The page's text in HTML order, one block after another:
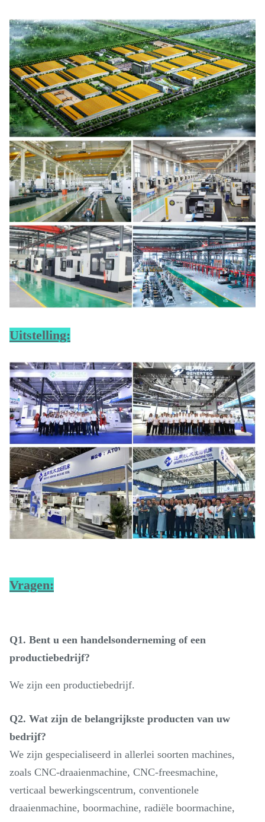
Uitstelling:
Vragen:
Q1. Bent u een handelsonderneming of een
productiebedrijf?
We zijn een productiebedrijf.
Q2. Wat zijn de belangrijkste producten van uw
bedrijf?
We zijn gespecialiseerd in allerlei soorten machines,
zoals CNC-draaienmachine, CNC-freesmachine,
verticaal bewerkingscentrum, conventionele
draaienmachine, boormachine, radiële boormachine,